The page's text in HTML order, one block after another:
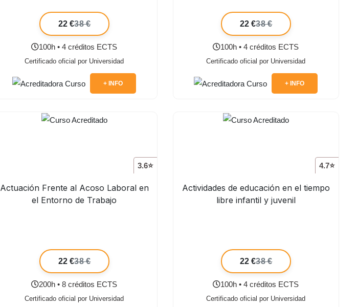
22 €38 €
100h • 4 créditos ECTS
Certificado oficial por Universidad
+ INFO
22 €38 €
100h • 4 créditos ECTS
Certificado oficial por Universidad
+ INFO
3.6⭐
Actuación Frente al Acoso Laboral en
el Entorno de Trabajo
22 €38 €
200h • 8 créditos ECTS
Certificado oficial por Universidad
4.7⭐
Actividades de educación en el tiempo
libre infantil y juvenil
22 €38 €
100h • 4 créditos ECTS
Certificado oficial por Universidad